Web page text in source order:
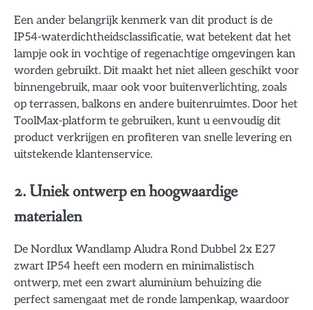
Een ander belangrijk kenmerk van dit product is de
IP54-waterdichtheidsclassificatie, wat betekent dat het
lampje ook in vochtige of regenachtige omgevingen kan
worden gebruikt. Dit maakt het niet alleen geschikt voor
binnengebruik, maar ook voor buitenverlichting, zoals
op terrassen, balkons en andere buitenruimtes. Door het
ToolMax-platform te gebruiken, kunt u eenvoudig dit
product verkrijgen en profiteren van snelle levering en
uitstekende klantenservice.
2. Uniek ontwerp en hoogwaardige
materialen
De Nordlux Wandlamp Aludra Rond Dubbel 2x E27
zwart IP54 heeft een modern en minimalistisch
ontwerp, met een zwart aluminium behuizing die
perfect samengaat met de ronde lampenkap, waardoor